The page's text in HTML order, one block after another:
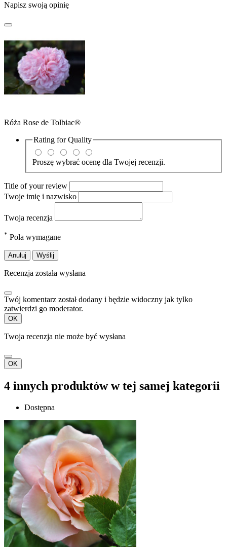
Napisz swoją opinię
Róża Rose de Tolbiac®
Rating forQuality
Proszę wybrać ocenę dla Twojej recenzji.
Title of your review
Twoje imię i nazwisko
Twoja recenzja
* Pola wymagane
Anuluj Wyślij
Recenzja została wysłana
Twój komentarz został dodany i będzie widoczny jak tylko
zatwierdzi go moderator.
OK
Twoja recenzja nie może być wysłana
OK
4 innych produktów w tej samej kategorii
Dostępna